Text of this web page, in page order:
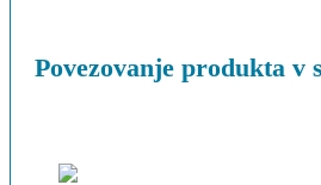
Povezovanje produkta v